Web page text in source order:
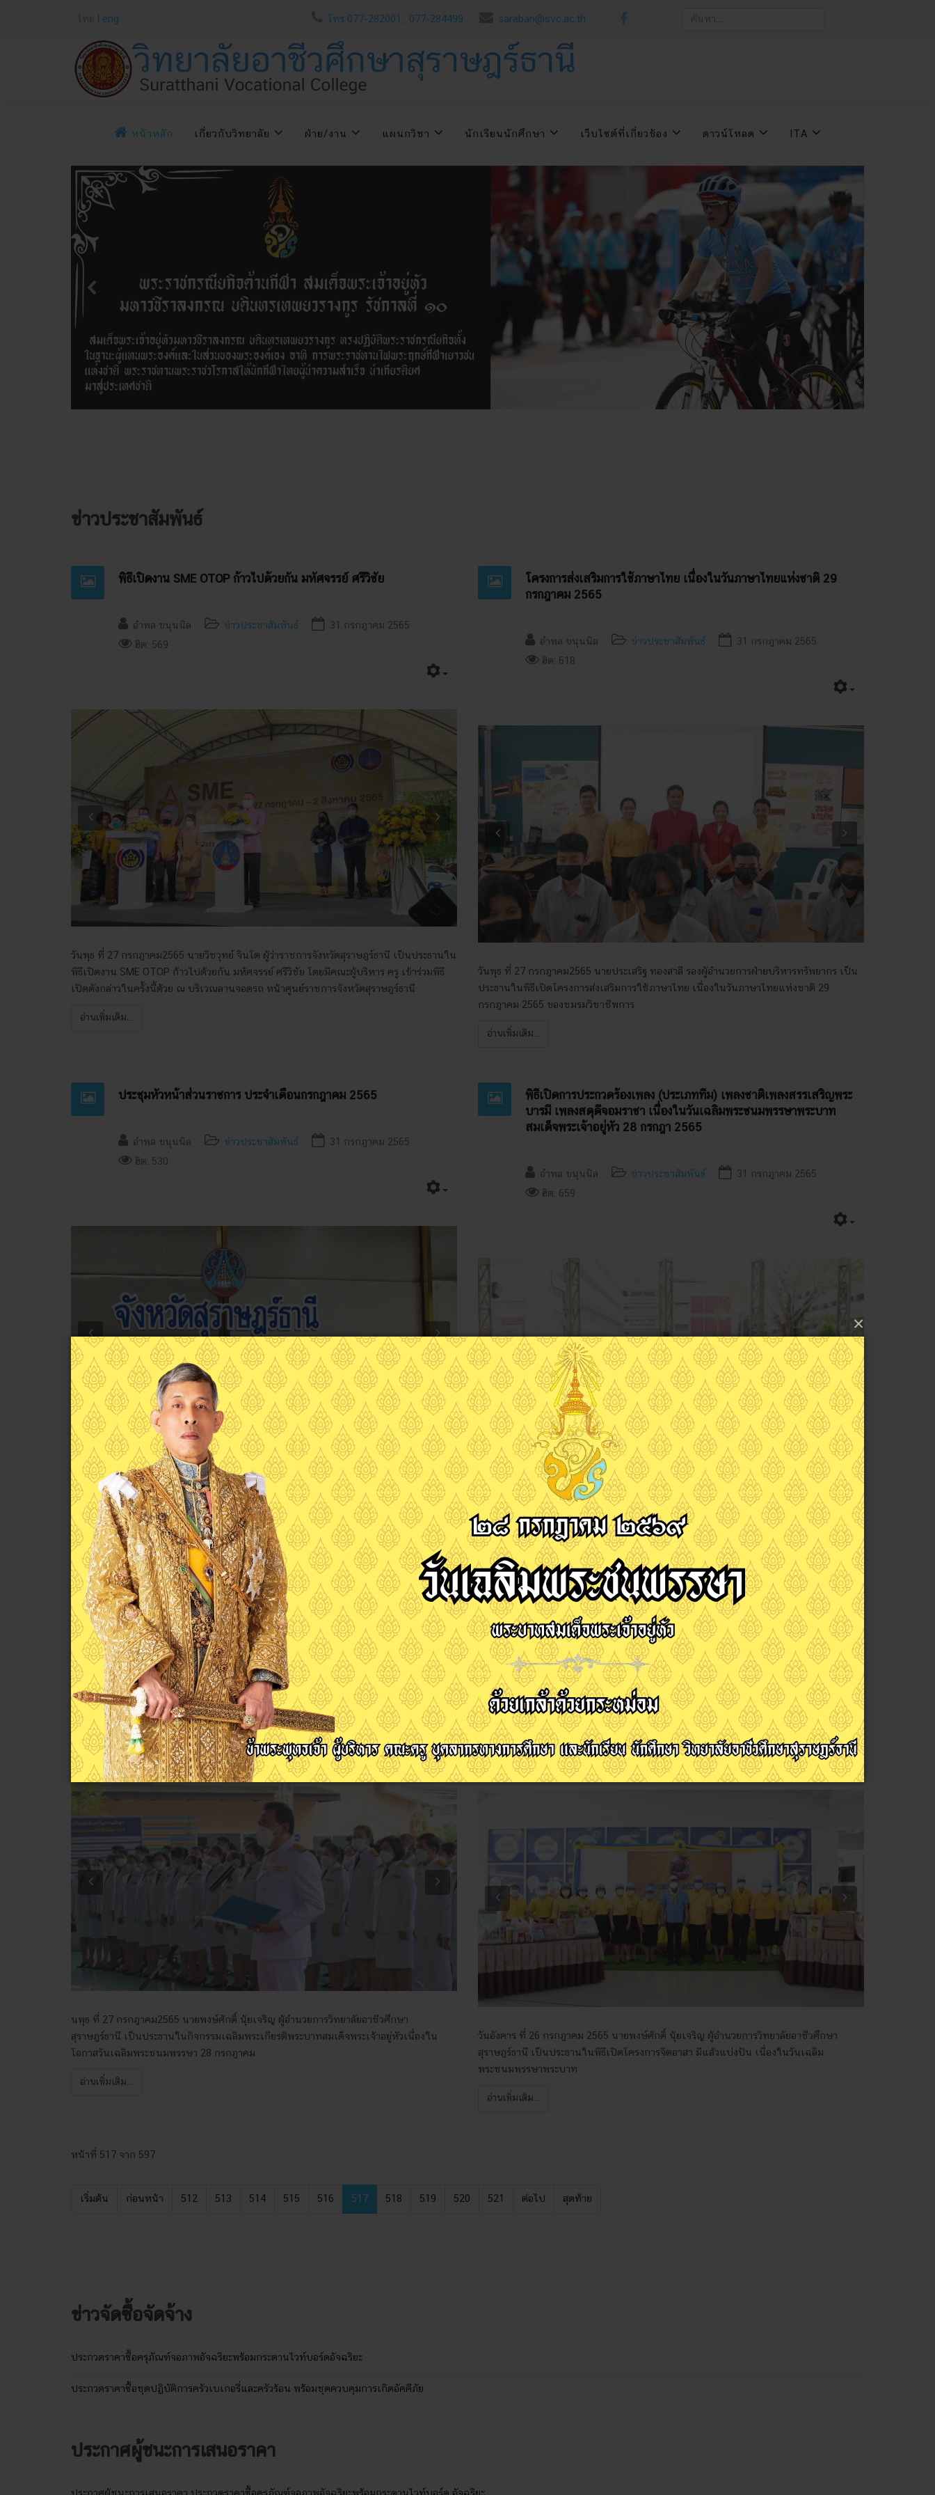
×
eng โทร 077-282001 , 077-284499 saraban@svc.ac.th
หน้าหลัก เกี่ยวกับวิทยาลัย ฝ่าย/งาน แผนกวิชา นักเรียนนักศึกษา เว็บไซต์ที่เกี่ยวข้อง ดาวน์โหลด ITA
ข่าวประชาสัมพันธ์
พิธีเปิดงาน SME OTOP ก้าวไปด้วยกัน มหัศจรรย์ ศรีวิชัย
อำพล ขนุนนิล ข่าวประชาสัมพันธ์
31 กรกฎาคม 2565
ฮิต: 569
Previous Next
วันพุธ ที่ 27 กรกฎาคม2565 นายวิชวุทย์ จินโต ผู้ว่าราชการจังหวัดสุราษฎร์ธานี เป็นประธานใน
พิธีเปิดงาน SME OTOP ก้าวไปด้วยกัน มหัศจรรย์ ศรีวิชัย โดยมีคณะผู้บริหาร ครู เข้าร่วมพิธี
เปิดดังกล่าวในครั้งนี้ด้วย ณ บริเวณลานจอดรถ หน้าศูนย์ราชการจังหวัดสุราษฎร์ธานี
อ่านเพิ่มเติม...
โครงการส่งเสริมการใช้ภาษาไทย เนื่องในวันภาษาไทยแห่งชาติ 29
กรกฎาคม 2565
อำพล ขนุนนิล ข่าวประชาสัมพันธ์
31 กรกฎาคม 2565
ฮิต: 618
Previous Next
วันพุธ ที่ 27 กรกฎาคม2565 นายประเสริฐ ทองสาลี รองผู้อำนวยการฝ่ายบริหารทรัพยากร เป็น
ประธานในพิธีเปิดโครงการส่งเสริมการใช้ภาษาไทย เนื่องในวันภาษาไทยแห่งชาติ 29
กรกฎาคม 2565 ของชมรมวิชาชีพการ
อ่านเพิ่มเติม...
ประชุมหัวหน้าส่วนราชการ ประจำเดือนกรกฎาคม 2565
อำพล ขนุนนิล ข่าวประชาสัมพันธ์
31 กรกฎาคม 2565
ฮิต: 530
Previous Next
วันพุธ ที่ 27 กรกฎาคม2565 นางจิราวรรณ นวลรอด รองผู้อำนวยการฝ่ายพัฒนากิจการนักเรียน
นักศึกษา เข้าร่วมประชุมหัวหน้าส่วนราชการ ประจำเดือนกรกฎาคม 2565 ณ ห้องประชุมเมือง
คนดี ศาลากลางจังหวัดสุราษฎร์ธานี
พิธีเปิดการประกวดร้องเพลง (ประเภททีม) เพลงชาติเพลงสรรเสริญพระ
บารมี เพลงสดุดีจอมราชา เนื่องในวันเฉลิมพระชนมพรรษาพระบาท
สมเด็จพระเจ้าอยู่หัว 28 กรกฎา 2565
อำพล ขนุนนิล ข่าวประชาสัมพันธ์
31 กรกฎาคม 2565
ฮิต: 659
Previous Next
วันพุธ ที่ 27 กรกฎาคม2565 นายพงษ์ศักดิ์ นุ้ยเจริญ ผู้อำนวยการวิทยาลัยอาชีวศึกษา
สุราษฎร์ธานี เป็นประธานในพิธีเปิดการประกวดร้องเพลง (ประเภททีม) เพลงชาติเพลง
สรรเสริญพระบารมี เพลงสดุดีจอมราชา เนื่องในวัน
อ่านเพิ่มเติม...
กิจกรรมเฉลิมพระเกียรติพระบาทสมเด็จพระเจ้าอยู่หัวเนื่องในโอกาสวัน
เฉลิมพระชนมพรรษา 28 กรกฎาคม 2565
อำพล ขนุนนิล ข่าวประชาสัมพันธ์
31 กรกฎาคม 2565
ฮิต: 543
Previous Next
นพุธ ที่ 27 กรกฎาคม2565 นายพงษ์ศักดิ์ นุ้ยเจริญ ผู้อำนวยการวิทยาลัยอาชีวศึกษา
สุราษฎร์ธานี เป็นประธานในกิจกรรมเฉลิมพระเกียรติพระบาทสมเด็จพระเจ้าอยู่หัวเนื่องใน
โอกาสวันเฉลิมพระชนมพรรษา 28 กรกฎาคม
อ่านเพิ่มเติม...
พิธีเปิดโครงการจิตอาสา มีแล้วแบ่งปัน เนื่องในวันเฉลิมพระชนมพรรษา
พระบาทสมเด็จพระปรเมนทรรามาธิบดีศรีสินทรมหาวชิราลงกรณ พระ
วชิรเกล้าเจ้าอยู่หัว
อำพล ขนุนนิล ข่าวประชาสัมพันธ์
27 กรกฎาคม 2565
ฮิต: 579
Previous Next
วันอังคาร ที่ 26 กรกฎาคม 2565 นายพงษ์ศักดิ์ นุ้ยเจริญ ผู้อำนวยการวิทยาลัยอาชีวศึกษา
สุราษฎร์ธานี เป็นประธานในพิธีเปิดโครงการจิตอาสา มีแล้วแบ่งปัน เนื่องในวันเฉลิม
พระชนมพรรษาพระบาท
อ่านเพิ่มเติม...
หน้าที่ 517 จาก 597
เริ่มต้น ก่อนหน้า 512 513 514 515 516 517 518 519 520 521 ต่อไป สุดท้าย
ข่าวจัดซื้อจัดจ้าง
ประกวดราคาซื้อครุภัณฑ์จอภาพอัจฉริยะพร้อมกระดานไวท์บอร์ดอัจฉริยะ
ประกวดราคาซื้อชุดปฏิบัติการครัวเบเกอรี่และครัวร้อน พร้อมชุดควบคุมการเกิดอัคคีภัย
ประกาศผู้ชนะการเสนอราคา